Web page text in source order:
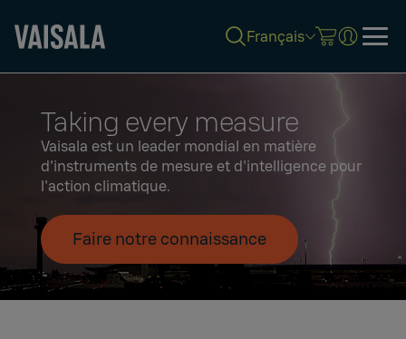
content
Français
Taking every measure
Vaisala est un leader mondial en matière
d'instruments de mesure et d'intelligence pour
l'action climatique.
Faire notre connaissance